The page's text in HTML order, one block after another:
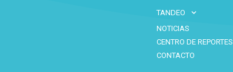
TANDEO
NOTICIAS
CENTRO DE REPORTES
CONTACTO